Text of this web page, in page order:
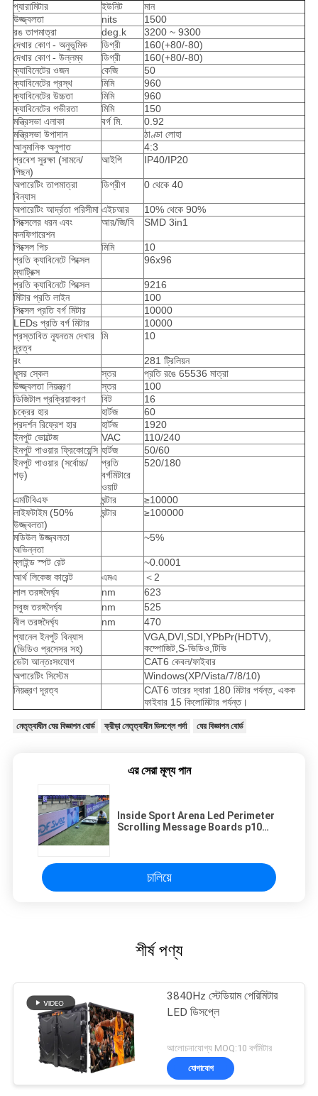
প্যারামিটার
ইউনিট
মান
উজ্জ্বলতা
nits
1500
রঙ তাপমাত্রা
deg.k
3200 ~ 9300
দেখার কোণ - অনুভূমিক
ডিগ্রী
160(+80/-80)
দেখার কোণ - উল্লম্ব
ডিগ্রী
160(+80/-80)
ক্যাবিনেটের ওজন
কেজি
50
ক্যাবিনেটের প্রস্থ
মিমি
960
ক্যাবিনেটের উচ্চতা
মিমি
960
ক্যাবিনেটের গভীরতা
মিমি
150
মন্ত্রিসভা এলাকা
বর্গ মি.
0.92
মন্ত্রিসভা উপাদান
ঠাণ্ডা লোহা
আনুমানিক অনুপাত
4:3
প্রবেশ সুরক্ষা (সামনে/
পিছন)
আইপি IP40/IP20
অপারেটিং তাপমাত্রা
বিন্যাস
ডিগ্রীগ 0 থেকে 40
অপারেটিং আর্দ্রতা পরিসীমা এইচআর
10% থেকে 90%
পিক্সেলের ধরন এবং
কনফিগারেশন
আর/জি/বি SMD 3in1
পিক্সেল পিচ মিমি
10
প্রতি ক্যাবিনেটে পিক্সেল
ম্যাট্রিক্স
96x96
প্রতি ক্যাবিনেটে পিক্সেল
9216
মিটার প্রতি লাইন
100
পিক্সেল প্রতি বর্গ মিটার
10000
LEDs প্রতি বর্গ মিটার
10000
প্রস্তাবিত ন্যূনতম দেখার
দূরত্ব
মি 10
রং
281 ট্রিলিয়ন
ধূসর স্কেল
স্তর
প্রতি রঙে 65536 মাত্রা
উজ্জ্বলতা নিয়ন্ত্রণ
স্তর
100
ডিজিটাল প্রক্রিয়াকরণ
বিট
16
চক্রের হার
হার্টজ
60
প্রদর্শন রিফ্রেশ হার
হার্টজ
1920
ইনপুট ভোল্টেজ
VAC
110/240
ইনপুট পাওয়ার ফ্রিকোয়েন্সি হার্টজ
50/60
ইনপুট পাওয়ার (সর্বোচ্চ/
গড়)
প্রতি
বর্গমিটারে
ওয়াট
520/180
এমটিবিএফ ঘন্টার
≥10000
লাইফটাইম (50%
উজ্জ্বলতা)
ঘন্টার ≥100000
মডিউল উজ্জ্বলতা
অভিন্নতা
~5%
ব্লাইন্ড স্পট রেট
~0.0001
আর্থ লিকেজ কারেন্ট
এমএ
＜2
লাল তরঙ্গদৈর্ঘ্য
nm
623
সবুজ তরঙ্গদৈর্ঘ্য
nm
525
নীল তরঙ্গদৈর্ঘ্য
nm
470
প্যানেল ইনপুট বিন্যাস
(ভিডিও প্রসেসর সহ)
VGA,DVI,SDI,YPbPr(HDTV),
কম্পোজিট,S-ভিডিও,টিভি
ডেটা আন্তঃসংযোগ
CAT6 কেবল/ফাইবার
অপারেটিং সিস্টেম
Windows(XP/Vista/7/8/10)
নিয়ন্ত্রণ দূরত্ব
CAT6 তারের দ্বারা 180 মিটার পর্যন্ত, একক
ফাইবার 15 কিলোমিটার পর্যন্ত।
নেতৃত্বাধীন ঘের বিজ্ঞাপন বোর্ড ক্রীড়া নেতৃত্বাধীন ডিসপ্লে পর্দা ঘের বিজ্ঞাপন বোর্ড
এর সেরা মূল্য পান
Inside Sport Arena Led Perimeter
Scrolling Message Boards p10
চালিয়ে
শীর্ষ পণ্য
3840Hz স্টেডিয়াম পেরিমিটার
LED ডিসপ্লে
আলোচনাযোগ্য MOQ:10 বর্গমিটার
যোগাযোগ